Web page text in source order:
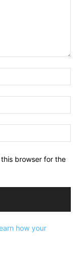
browser for the
how your